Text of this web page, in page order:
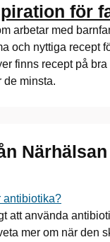
för
arbetar med
och nyttiga recept
finns recept på
de minsta.
Närhälsan
antibiotika?
att använda
mer om när den